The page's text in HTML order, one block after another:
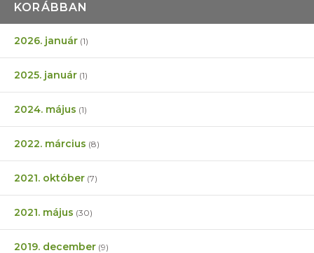
KORÁBBAN
2026. január (1)
2025. január (1)
2024. május (1)
2022. március (8)
2021. október (7)
2021. május (30)
2019. december (9)